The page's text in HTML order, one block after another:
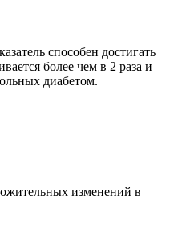
способен достигать
более чем в 2 раза и
диабетом.
изменений в